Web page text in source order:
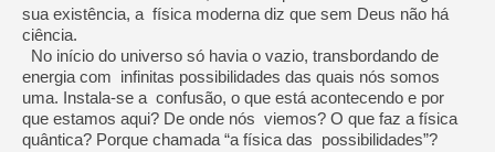
sua existência, a física moderna diz que sem Deus não há
ciência.
No início do universo só havia o vazio, transbordando de
energia com infinitas possibilidades das quais nós somos
uma. Instala-se a confusão, o que está acontecendo e por
que estamos aqui? De onde nós viemos? O que faz a física
quântica? Porque chamada “a física das possibilidades”?